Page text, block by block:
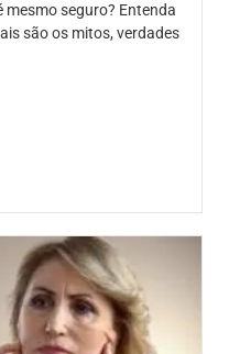
mesmo seguro? Entenda
são os mitos, verdades